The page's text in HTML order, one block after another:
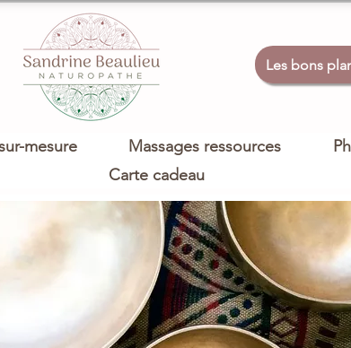
Les bons
mesure Massages ressources
Carte cadeau